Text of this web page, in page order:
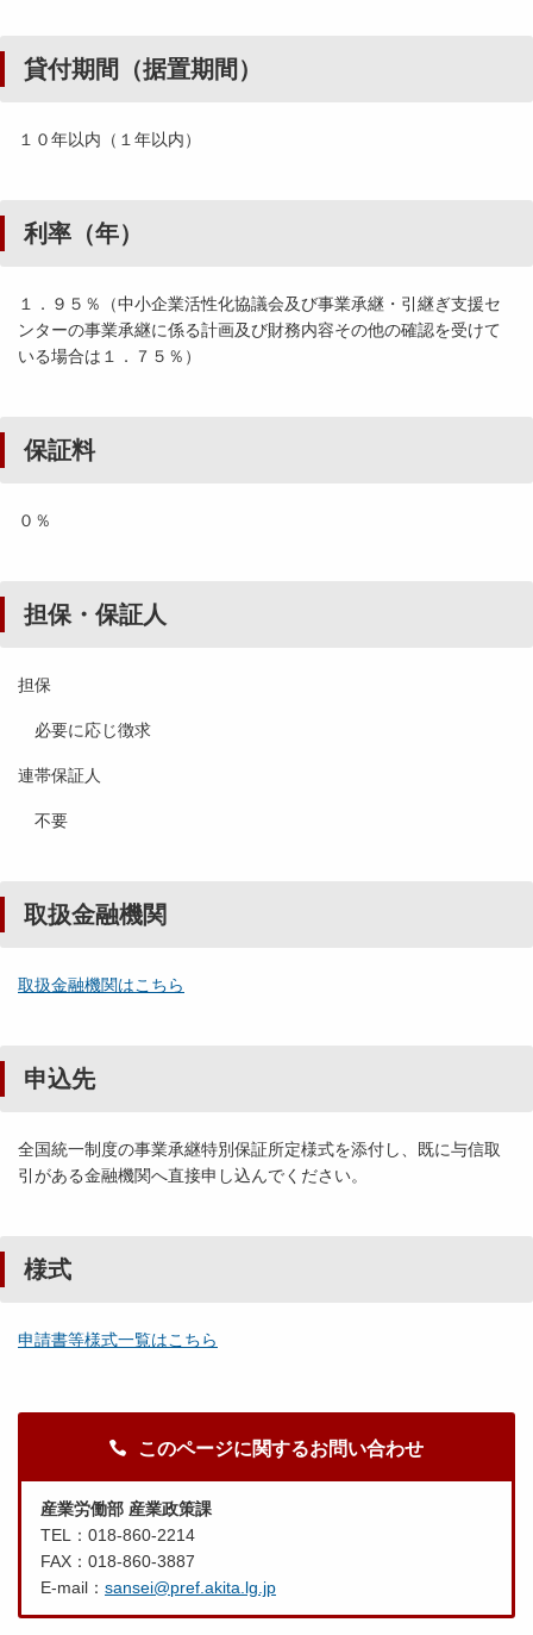
貸付期間（据置期間）
１０年以内（１年以内）
利率（年）
１．９５％（中小企業活性化協議会及び事業承継・引継ぎ支援セ
ンターの事業承継に係る計画及び財務内容その他の確認を受けて
いる場合は１．７５％）
保証料
０％
担保・保証人
担保
必要に応じ徴求
連帯保証人
不要
取扱金融機関
取扱金融機関はこちら
申込先
全国統一制度の事業承継特別保証所定様式を添付し、既に与信取
引がある金融機関へ直接申し込んでください。
様式
申請書等様式一覧はこちら
このページに関するお問い合わせ
産業労働部 産業政策課
TEL：018-860-2214
FAX：018-860-3887
E-mail： sansei@pref.akita.lg.jp